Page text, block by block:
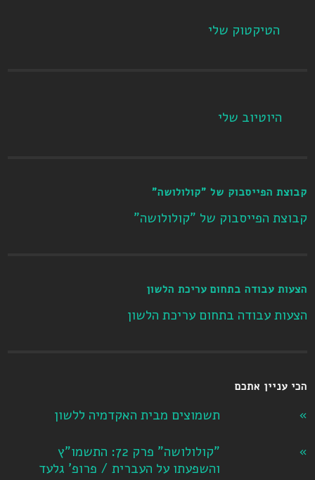
הטיקטוק שלי
היוטיוב שלי
קבוצת הפייסבוק של "קולולושה"
קבוצת הפייסבוק של "קולולושה"
הצעות עבודה בתחום עריכת הלשון
הצעות עבודה בתחום עריכת הלשון
הכי עניין אתכם
תשמוצים מבית האקדמיה ללשון
"קולולושה" פרק 72: התשמו"ץ
והשפעתו על העברית / פרופ' גלעד